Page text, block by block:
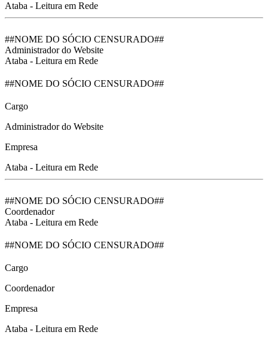
Ataba - Leitura em Rede
##NOME DO SÓCIO CENSURADO##
Administrador do Website
Ataba - Leitura em Rede
##NOME DO SÓCIO CENSURADO##
Cargo
Administrador do Website
Empresa
Ataba - Leitura em Rede
##NOME DO SÓCIO CENSURADO##
Coordenador
Ataba - Leitura em Rede
##NOME DO SÓCIO CENSURADO##
Cargo
Coordenador
Empresa
Ataba - Leitura em Rede